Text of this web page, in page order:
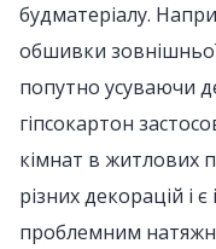
будматеріалу.
обшивки
попутно усуваючи
гіпсокартон
кімнат в житлових
різних декорацій і
проблемним